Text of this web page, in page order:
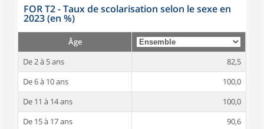
FOR T2 - Taux de scolarisation selon le sexe en
2023 (en %)
Âge
De 2 à 5 ans
82,5
De 6 à 10 ans
100,0
De 11 à 14 ans
100,0
De 15 à 17 ans
90,6